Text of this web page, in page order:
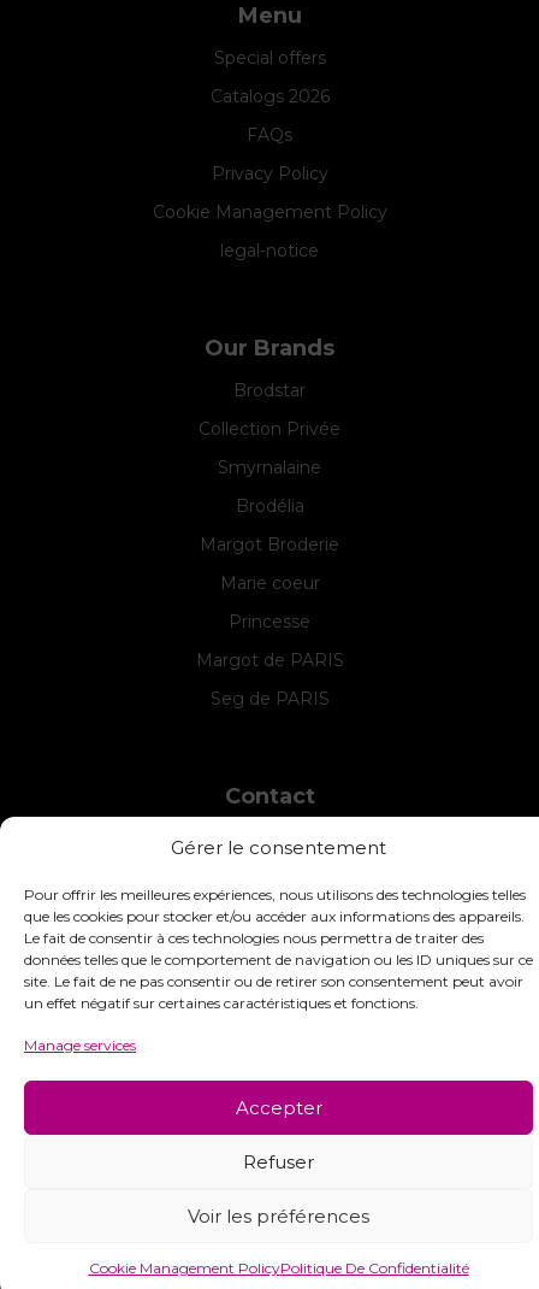
Gérer le consentement
Pour offrir les meilleures expériences, nous utilisons des technologies telles
que les cookies pour stocker et/ou accéder aux informations des appareils.
Le fait de consentir à ces technologies nous permettra de traiter des
données telles que le comportement de navigation ou les ID uniques sur ce
site. Le fait de ne pas consentir ou de retirer son consentement peut avoir
un effet négatif sur certaines caractéristiques et fonctions.
Manage services
Accepter
Refuser
Voir les préférences
Cookie Management PolicyPolitique De Confidentialité
Menu
Special offers
Catalogs 2026
FAQs
Privacy Policy
Cookie Management Policy
legal-notice
Our Brands
Brodstar
Collection Privée
Smyrnalaine
Brodélia
Margot Broderie
Marie coeur
Princesse
Margot de PARIS
Seg de PARIS
Contact
INTERSTISS
42360 Panissières
France
+33 (0)4 74 01 99 80
commandes@interstiss.com
© 2026 Interstiss Loisirs Créatifs. Tous droits réservés.